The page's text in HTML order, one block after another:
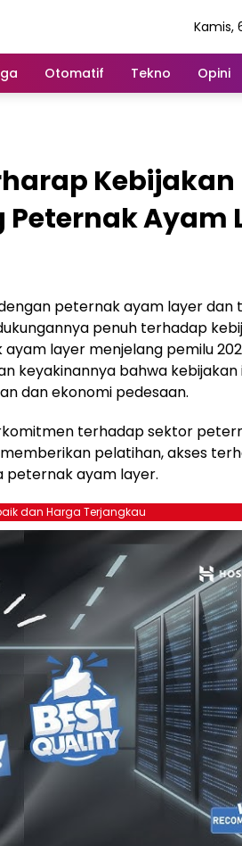
Kamis,
Otomatif Tekno Opini
Kebijakan
Ayam
peternak ayam layer dan
penuh terhadap
layer menjelang pemilu
keyakinannya bahwa kebijakan
dan ekonomi pedesaan.
terhadap sektor
pelatihan, akses
peternak ayam layer.
dan Harga Terjangkau